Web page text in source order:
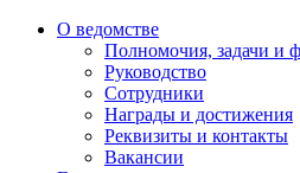
О ведомстве
Полномочия, задачи и
Руководство
Сотрудники
Награды и достижения
Реквизиты и контакты
Вакансии